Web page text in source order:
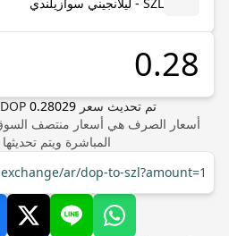
تم تحديث سعر DOP 0.28029
أسعار الصرف هي أسعار منتصف
المباشرة ويتم
ar/dop-to-szl?amount=1